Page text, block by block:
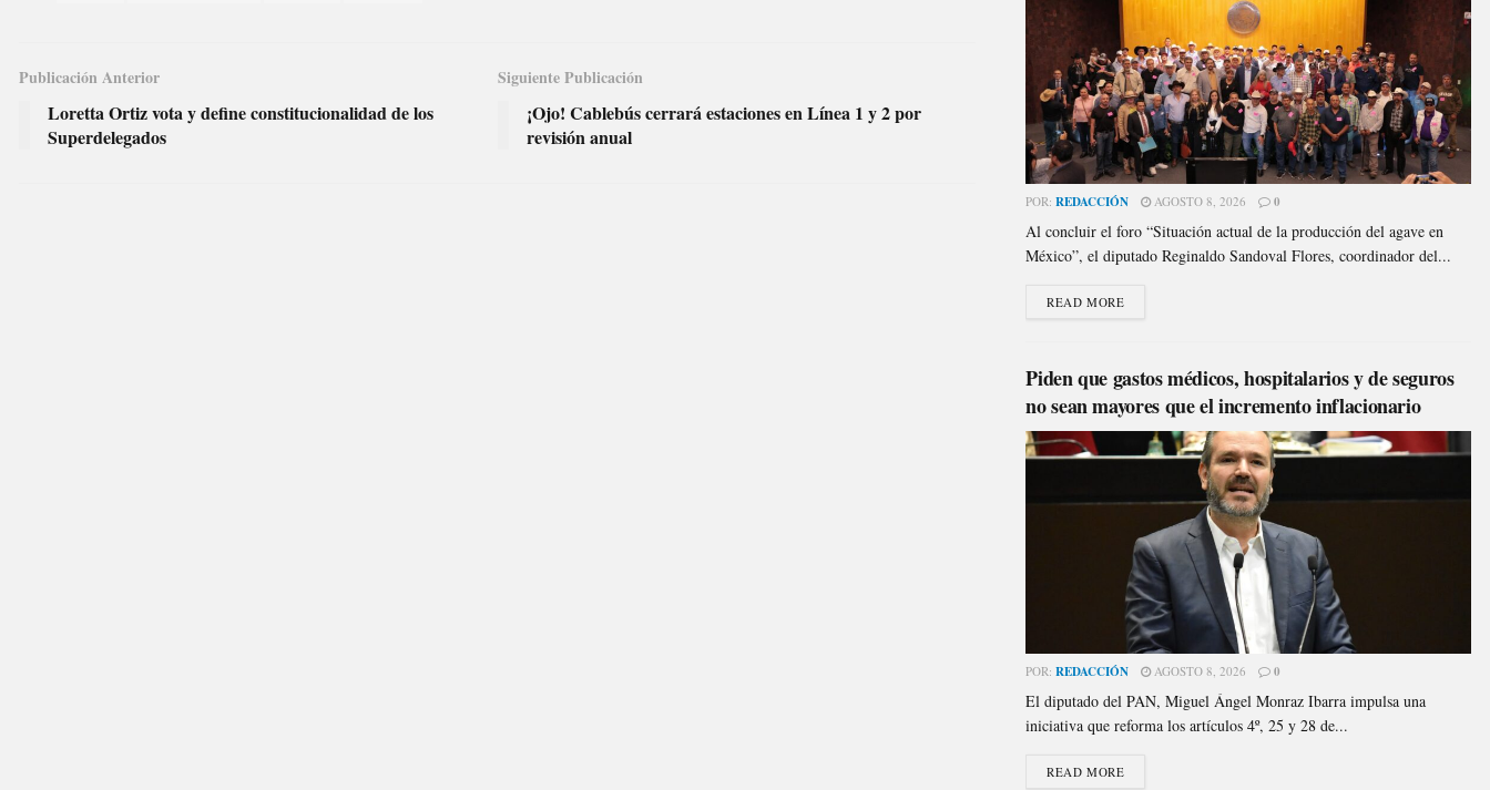
Publicación Anterior
Loretta Ortiz vota y define constitucionalidad de los
Superdelegados
Siguiente Publicación
¡Ojo! Cablebús cerrará estaciones en Línea 1 y 2 por
revisión anual
POR: REDACCIÓN AGOSTO 8, 2026 0
Al concluir el foro “Situación actual de la producción del agave en
México”, el diputado Reginaldo Sandoval Flores, coordinador del...
READ MORE
Piden que gastos médicos, hospitalarios y de seguros
no sean mayores que el incremento inflacionario
POR: REDACCIÓN AGOSTO 8, 2026 0
El diputado del PAN, Miguel Ángel Monraz Ibarra impulsa una
iniciativa que reforma los artículos 4º, 25 y 28 de...
READ MORE